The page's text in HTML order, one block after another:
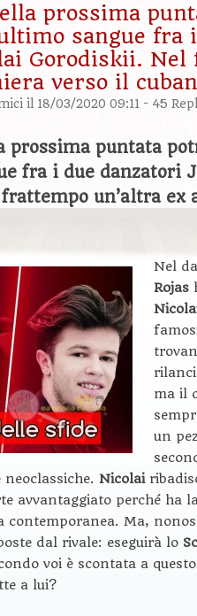
prossima
sangue fra
Gorodiskii. Nel
verso il
il 18/03/2020 09:11 - 45
prossima puntata
fra i due danzatori
un’altra ex
Nel
Rojas
ma il
un
neoclassiche. Nicolai
avvantaggiato perché ha
contemporanea. Ma,
dal rivale: eseguirà lo
voi è scontata a
a lui?